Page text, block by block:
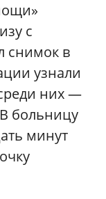
с
снимок в
узнали
них —
больницу
минут